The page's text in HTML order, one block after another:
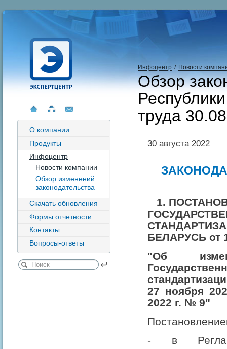
О компании
Продукты
Инфоцентр
Новости компании
Обзор изменений
законодательства
Скачать обновления
Формы отчетности
Контакты
Вопросы-ответы
Инфоцентр / Новости
Обзор
труда
30 августа 2022
1.
БЕЛАРУСЬ от
"Об
27 ноября
2022 г. № 9"
- в